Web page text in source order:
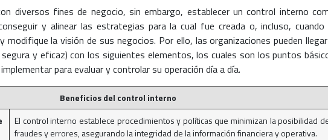
diversos fines de negocio, sin embargo, establecer un control interno
y alinear las estrategias para la cual fue creada o, incluso, cuando
la visión de sus negocios. Por ello, las organizaciones pueden
y eficaz) con los siguientes elementos, los cuales son los puntos
para evaluar y controlar su operación día a día.
Beneficios del control interno
El control interno establece procedimientos y políticas que minimizan la posibilidad
fraudes y errores, asegurando la integridad de la información financiera y operativa.